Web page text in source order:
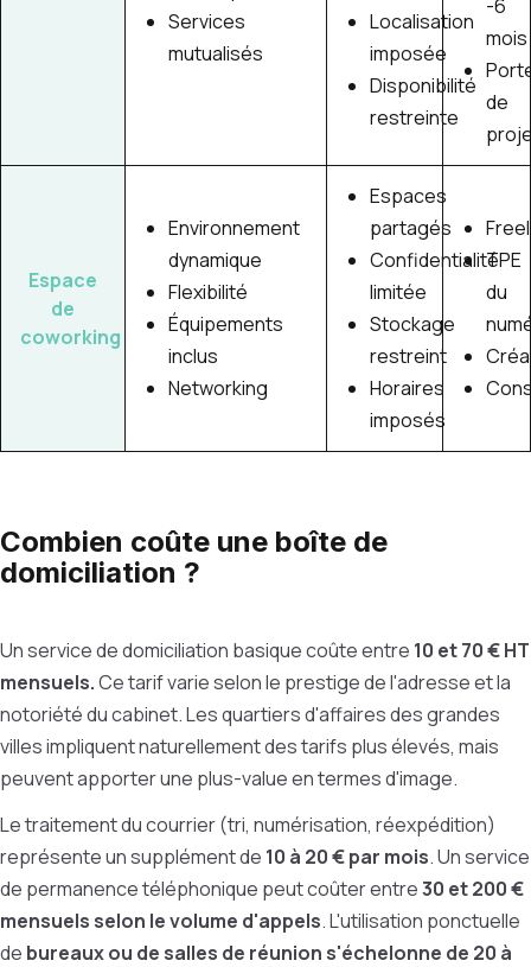
Services
mutualisés
Localisation
imposée
Disponibilité
restreinte
-6
mois
de
Espace
de
coworking
Environnement
dynamique
Flexibilité
Équipements
inclus
Networking
Espaces
partagés
Confidentialité
limitée
Stockage
restreint
Horaires
imposés
TPE
du
Combien coûte une boîte de
domiciliation ?
Un service de domiciliation basique coûte entre 10 et 70 € HT
mensuels.Ce tarif varie selon le prestige de l'adresse et la
notoriété du cabinet. Les quartiers d'affaires des grandes
villes impliquent naturellement des tarifs plus élevés, mais
peuvent apporter une plus-value en termes d'image.
Le traitement du courrier (tri, numérisation, réexpédition)
représente un supplément de 10 à 20 € par mois. Un service
de permanence téléphonique peut coûter entre30 et 200 €
mensuels selon le volume d'appels. L'utilisation ponctuelle
de bureaux ou de salles de réunion s'échelonne de 20 à